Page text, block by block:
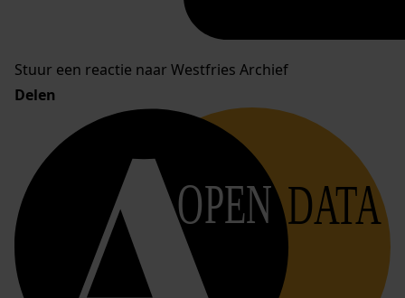
Stuur een reactie naar Westfries Archief
Delen
OPEN DATA